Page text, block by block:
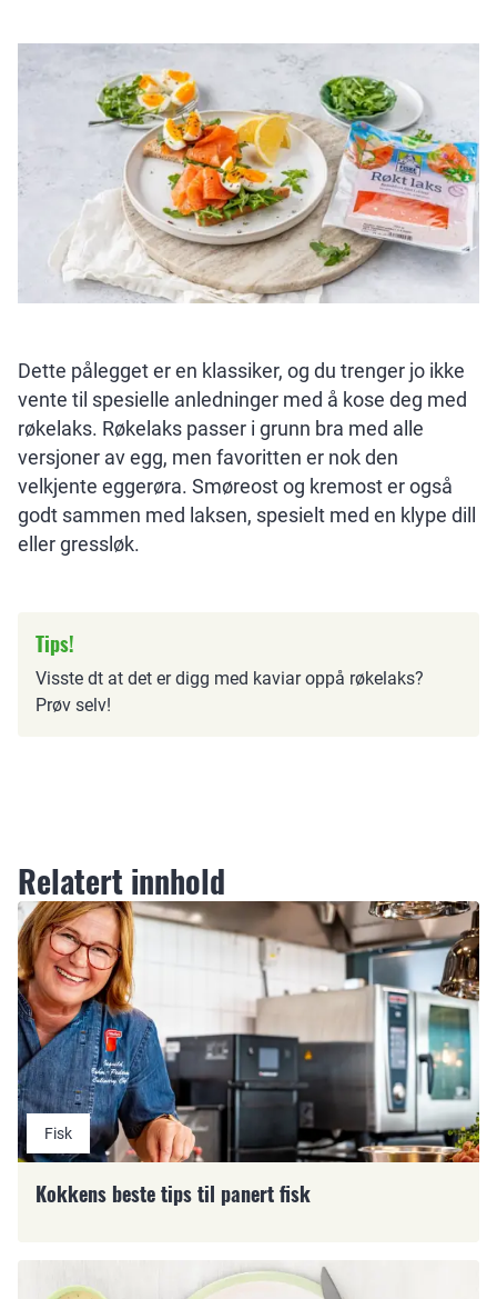
Dette pålegget er en klassiker, og du trenger jo ikke
vente til spesielle anledninger med å kose deg med
røkelaks. Røkelaks passer i grunn bra med alle
versjoner av egg, men favoritten er nok den
velkjente eggerøra. Smøreost og kremost er også
godt sammen med laksen, spesielt med en klype dill
eller gressløk.
Tips!
Visste dt at det er digg med kaviar oppå røkelaks?
Prøv selv!
Relatert innhold
Fisk
Kokkens beste tips til panert fisk